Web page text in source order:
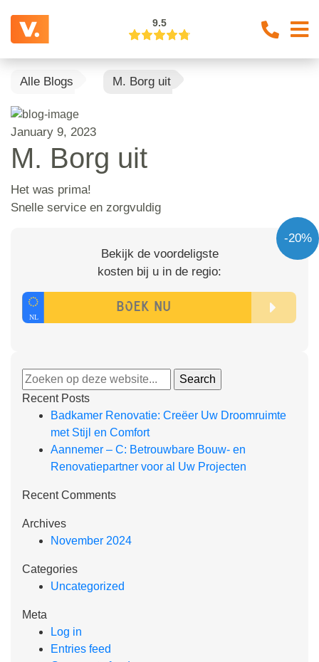
9.5
Alle Blogs M. Borg uit
January 9, 2023
M. Borg uit
Het was prima!
Snelle service en zorgvuldig
-20%
Bekijk de voordeligste
kosten bij u in de regio:
Recent Posts
Badkamer Renovatie: Creëer Uw Droomruimte
met Stijl en Comfort
Aannemer – C: Betrouwbare Bouw- en
Renovatiepartner voor al Uw Projecten
Recent Comments
Archives
November 2024
Categories
Uncategorized
Meta
Log in
Entries feed